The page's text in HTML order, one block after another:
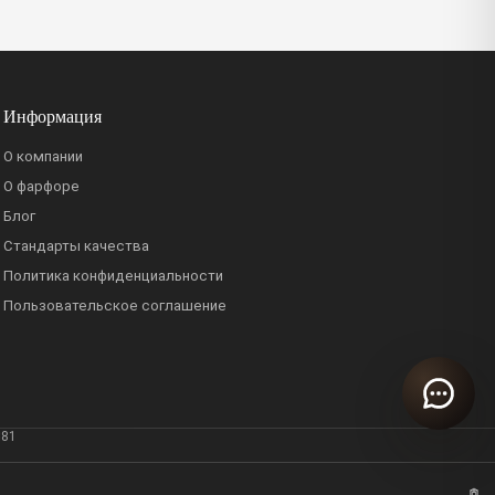
Информация
О компании
О фарфоре
Блог
Стандарты качества
Политика конфиденциальности
Пользовательское соглашение